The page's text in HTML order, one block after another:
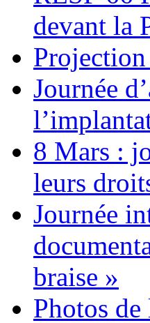
devant la
Journée
8 Mars :
leurs
Journée
braise »
Photos